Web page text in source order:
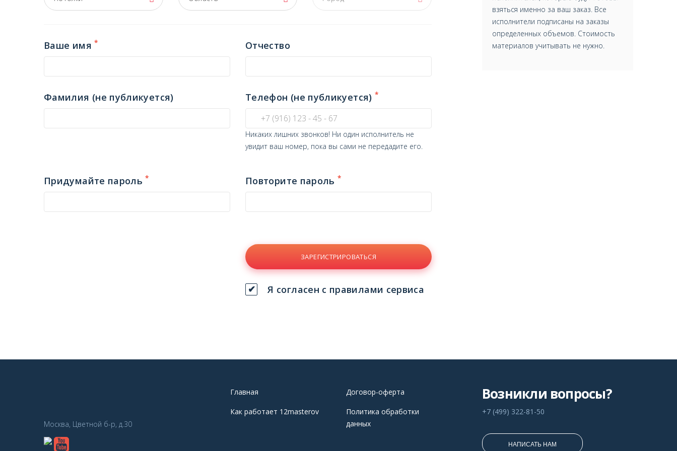
Ваше имя* Отчество
Фамилия (не публикуется) Телефон (не публикуется) *
Никаких лишних звонков! Ни один исполнитель не
увидит ваш номер, пока вы сами не передадите его.
Придумайте пароль* Повторите пароль*
ЗАРЕГИСТРИРОВАТЬСЯ
Я согласен с правилами сервиса
взяться именно за ваш заказ. Все
исполнители подписаны на заказы
определенных объемов. Стоимость
материалов учитывать не нужно.
Москва, Цветной б-р, д.30
Главная Договор-оферта
Как работает 12masterov
Политика обработки
данных
Возникли вопросы?
+7 (499) 322-81-50
НАПИСАТЬ НАМ